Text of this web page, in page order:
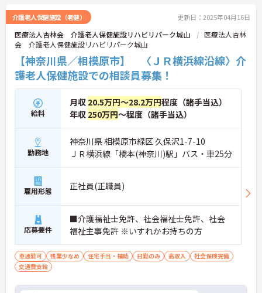
介護老人保健施設（老健） 更新日：2025年04月16日
医療法人杏林会 介護老人保健施設リハビリパーク城山
医療法人杏林
会 介護老人保健施設リハビリパーク城山
【神奈川県／相模原市】 〈ＪＲ横浜線沿線〉介
護老人保健施設での相談員募集！
給料
月収 20.5万円～28.2万円程度（諸手当込）
年収 250万円～程度（諸手当込）
勤務地
神奈川県 相模原市緑区 久保沢1-7-10
ＪＲ横浜線「橋本(神奈川)駅」バス・車25分
雇用形態 正社員(正職員)
応募要件
■介護福祉士免許、社会福祉士免許、社会
福祉主事免許 ※いすれかお持ちの方
車通勤可 残業少なめ 住宅手当・補助 日勤のみ 高収入
社会保険完備
交通費支給